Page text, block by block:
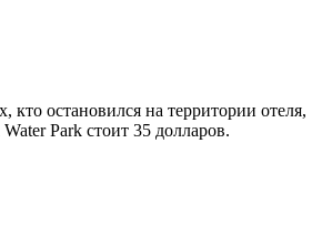
остановился на территории отеля,
Park стоит 35 долларов.